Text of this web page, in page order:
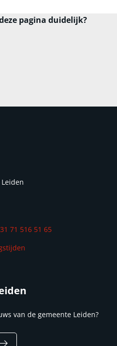
pagina duidelijk?
71 516 51 65
van de gemeente Leiden?